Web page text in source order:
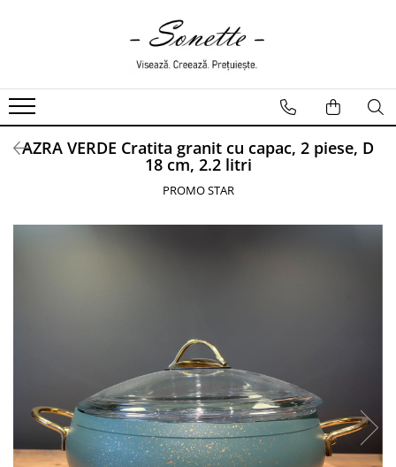
LENJERII DE PAT
LENJERII DE PAT CU PATURA
LENJERII DE PAT CU PILOTA SI
AZRA VERDE Cratita granit cu capac, 2 piese, D
18 cm, 2.2 litri
PROMO STAR